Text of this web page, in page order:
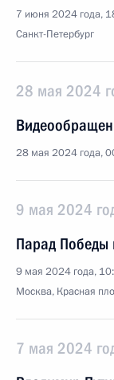
7 июня 2024 года,
Санкт-Петербург
28 мая 2024
28 мая 2024 года,
9 мая 2024
Парад Победы
9 мая 2024 года,
Москва, Красная
7 мая 2024